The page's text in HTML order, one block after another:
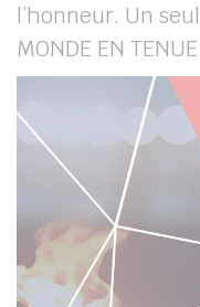
l’honneur. Un
MONDE EN